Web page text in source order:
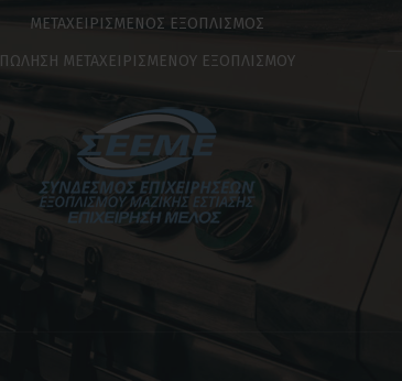
ΜΕΤΑΧΕΙΡΙΣΜΕΝΟΣ ΕΞΟΠΛΙΣΜΟΣ
ΠΩΛΗΣΗ ΜΕΤΑΧΕΙΡΙΣΜΕΝΟΥ ΕΞΟΠΛΙΣΜΟΥ